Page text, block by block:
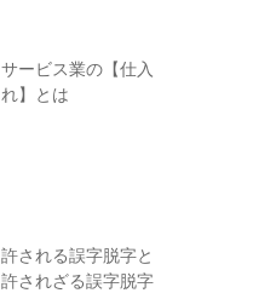
サービス業の【仕入
れ】とは
許される誤字脱字と
許されざる誤字脱字